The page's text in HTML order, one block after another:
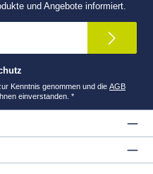
und Angebote informiert.
Kenntnis genommen und die AGB
einverstanden. *